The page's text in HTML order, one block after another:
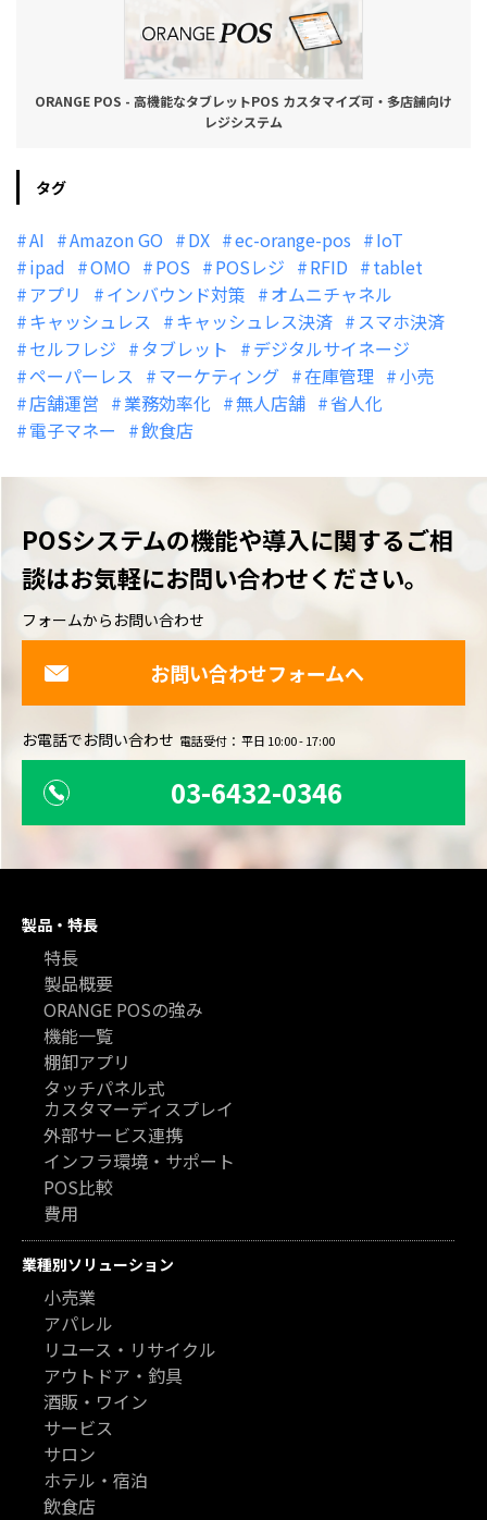
ORANGE POS - 高機能なタブレットPOS カスタマイズ可・多店舗向け
レジシステム
タグ
AI Amazon GO DX ec-orange-pos
IoT
ipad
OMO POS POSレジ RFID
tablet
アプリ
インバウンド対策
オムニチャネル
キャッシュレス
キャッシュレス決済
スマホ決済
セルフレジ
タブレット
デジタルサイネージ
ペーパーレス
マーケティング 在庫管理
小売
店舗運営
業務効率化 無人店舗
省人化
電子マネー
飲食店
POSシステムの機能や導入に関するご相
談はお気軽にお問い合わせください。
フォームからお問い合わせ
お問い合わせフォームへ
お電話でお問い合わせ 電話受付： 平日 10:00 - 17:00
03-6432-0346
製品・特長
特長
製品概要
ORANGE POSの強み
機能一覧
棚卸アプリ
タッチパネル式
カスタマーディスプレイ
外部サービス連携
インフラ環境・サポート
POS比較
費用
業種別ソリューション
小売業
アパレル
リユース・リサイクル
アウトドア・釣具
酒販・ワイン
サービス
サロン
ホテル・宿泊
飲食店